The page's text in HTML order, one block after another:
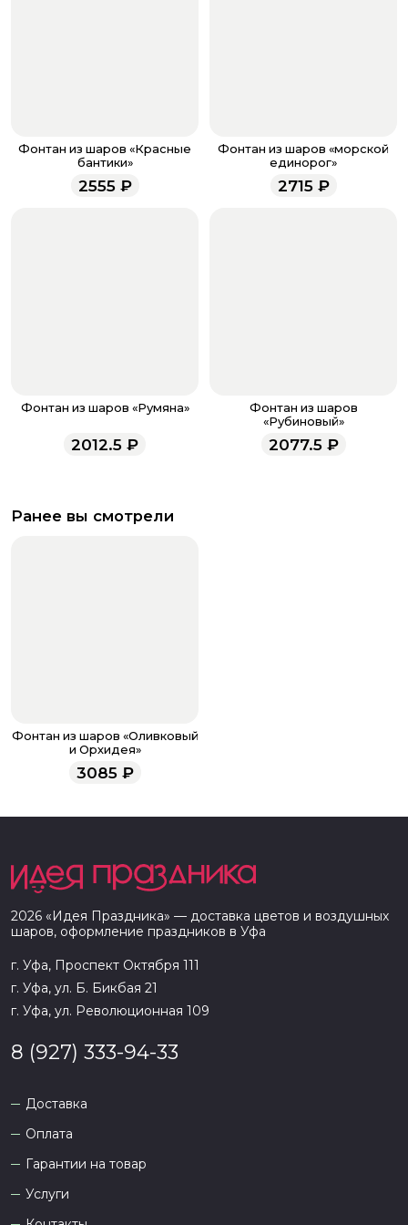
звоните по номеру телефона
напишите WhatsApp
+7 937 333-66-53. Наши
менеджеры работают ежедневно с 9.00 до 23.00 и
всегда рады проконсультировать вас.
Фонтан из шаров «Красные
бантики»
2555₽
Фонтан из шаров «морской
единорог»
2715₽
Фонтан из шаров «Румяна»
2012.5 ₽
Фонтан из шаров
«Рубиновый»
2077.5₽
Ранее вы смотрели
Фонтан из шаров «Оливковый
и Орхидея»
3085₽
2026 «Идея Праздника» — доставка цветов и воздушных
шаров, оформление праздников в Уфа
г. Уфа, Проспект Октября 111
г. Уфа, ул. Б. Бикбая 21
г. Уфа, ул. Революционная 109
8 (927) 333-94-33
Доставка
Оплата
Гарантии на товар
Услуги